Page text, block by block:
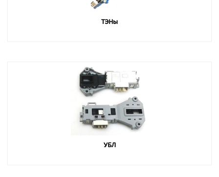
ТЭНы
УБЛ